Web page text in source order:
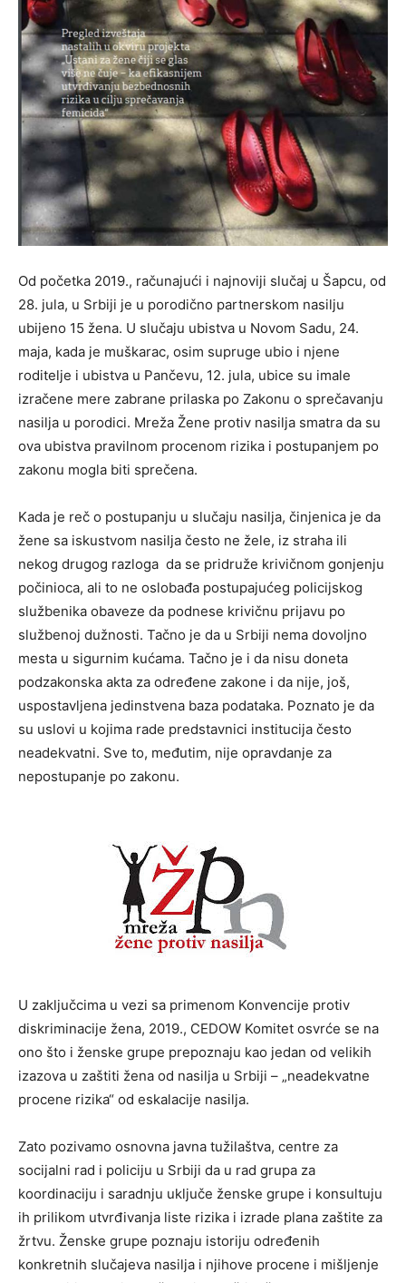
Od početka 2019., računajući i najnoviji slučaj u Šapcu, od
28. jula, u Srbiji je u porodično partnerskom nasilju
ubijeno 15 žena. U slučaju ubistva u Novom Sadu, 24.
maja, kada je muškarac, osim supruge ubio i njene
roditelje i ubistva u Pančevu, 12. jula, ubice su imale
izračene mere zabrane prilaska po Zakonu o sprečavanju
nasilja u porodici. Mreža Žene protiv nasilja smatra da su
ova ubistva pravilnom procenom rizika i postupanjem po
zakonu mogla biti sprečena.
Kada je reč o postupanju u slučaju nasilja, činjenica je da
žene sa iskustvom nasilja često ne žele, iz straha ili
nekog drugog razloga da se pridruže krivičnom gonjenju
počinioca, ali to ne oslobađa postupajućeg policijskog
službenika obaveze da podnese krivičnu prijavu po
službenoj dužnosti. Tačno je da u Srbiji nema dovoljno
mesta u sigurnim kućama. Tačno je i da nisu doneta
podzakonska akta za određene zakone i da nije, još,
uspostavljena jedinstvena baza podataka. Poznato je da
su uslovi u kojima rade predstavnici institucija često
neadekvatni. Sve to, međutim, nije opravdanje za
nepostupanje po zakonu.
U zaključcima u vezi sa primenom Konvencije protiv
diskriminacije žena, 2019., CEDOW Komitet osvrće se na
ono što i ženske grupe prepoznaju kao jedan od velikih
izazova u zaštiti žena od nasilja u Srbiji – „neadekvatne
procene rizika“ od eskalacije nasilja.
Zato pozivamo osnovna javna tužilaštva, centre za
socijalni rad i policiju u Srbiji da u rad grupa za
koordinaciju i saradnju uključe ženske grupe i konsultuju
ih prilikom utvrđivanja liste rizika i izrade plana zaštite za
žrtvu. Ženske grupe poznaju istoriju određenih
konkretnih slučajeva nasilja i njihove procene i mišljenje